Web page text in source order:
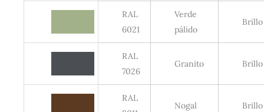
RAL
6021
Verde
pálido
Brillo
RAL
7026
Granito Brillo
RAL
Nogal Brillo